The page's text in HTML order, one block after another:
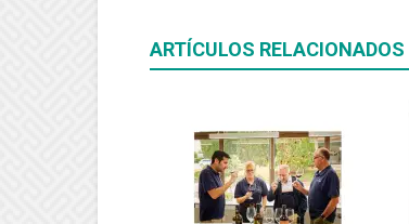
ARTÍCULOS RELACIONADOS